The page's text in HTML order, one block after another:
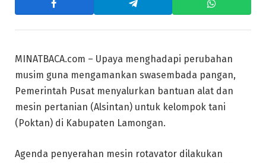
MINATBACA.com – Upaya menghadapi perubahan
musim guna mengamankan swasembada pangan,
Pemerintah Pusat menyalurkan bantuan alat dan
mesin pertanian (Alsintan) untuk kelompok tani
(Poktan) di Kabupaten Lamongan.
Agenda penyerahan mesin rotavator dilakukan